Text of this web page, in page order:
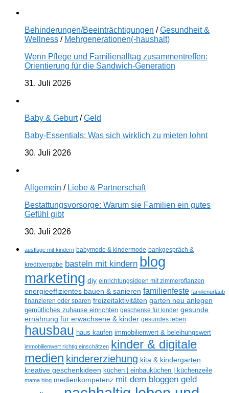
Behinderungen/Beeinträchtigungen /Gesundheit &
Wellness / Mehrgenerationen(-haushalt)
Wenn Pflege und Familienalltag zusammentreffen:
Orientierung für die Sandwich-Generation
31. Juli 2026
Baby & Geburt/Geld
Baby-Essentials: Was sich wirklich zu mieten lohnt
30. Juli 2026
Allgemein / Liebe & Partnerschaft
Bestattungsvorsorge: Warum sie Familien ein gutes
Gefühl gibt
30. Juli 2026
ausflüge mit kindern babymode & kindermode bankgespräch &
kreditvergabe basteln mit kindern blog
marketing diy einrichtungsideen mit zimmerpflanzen
energieeffizientes bauen & sanieren familienfeste familienurlaub
finanzieren oder sparen freizeitaktivitäten garten neu anlegen
gemütliches zuhause einrichten geschenke für kinder gesunde
ernährung für erwachsene & kinder gesundes leben
hausbau haus kaufen immobilienwert & beleihungswert
immobilienwert richtig einschätzen kinder & digitale
medien kindererziehung kita & kindergarten
kreative geschenkideen küchen | einbauküchen | küchenzeile
mama blog medienkompetenz mit dem bloggen geld